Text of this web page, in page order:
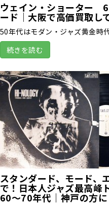
ウェイン・ショーター
ード｜大阪で高価買取し
50年代はモダン・ジャズ黄金時
続きを読む
スタンダード、モード、
で！日本人ジャズ最高峰
60～70年代｜神戸の方